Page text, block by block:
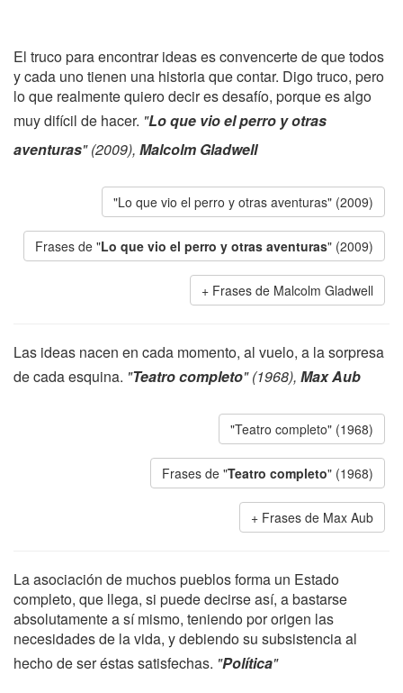
El truco para encontrar ideas es convencerte de que todos
y cada uno tienen una historia que contar. Digo truco, pero
lo que realmente quiero decir es desafío, porque es algo
muy difícil de hacer. "Lo que vio el perro y otras
aventuras" (2009), Malcolm Gladwell
"Lo que vio el perro y otras aventuras" (2009)
Frases de "Lo que vio el perro y otras aventuras" (2009)
Frases de Malcolm Gladwell
Las ideas nacen en cada momento, al vuelo, a la sorpresa
de cada esquina. "Teatro completo" (1968), Max Aub
"Teatro completo" (1968)
Frases de "Teatro completo" (1968)
Frases de Max Aub
La asociación de muchos pueblos forma un Estado
completo, que llega, si puede decirse así, a bastarse
absolutamente a sí mismo, teniendo por origen las
necesidades de la vida, y debiendo su subsistencia al
hecho de ser éstas satisfechas. "Política"